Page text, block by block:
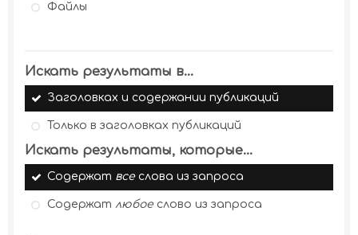
Файлы
Искать результаты в...
Заголовках и содержании публикаций
Только в заголовках публикаций
Искать результаты, которые...
Содержат всеслова из запроса
Содержат любоеслово из запроса